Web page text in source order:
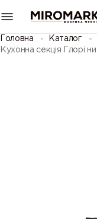
Головна Каталог
Кухонна секція